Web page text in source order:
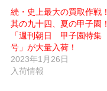
ン
ド
ウ
で
開
き
ま
す)
す)
続・史上最大の買取作戦！
其の九十四、夏の甲子園！
「週刊朝日 甲子園特集
号」が大量入荷！
2023年1月26日
入荷情報